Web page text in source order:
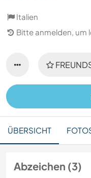
Italien
Bitte anmelden, um
ÜBERSICHT
Abzeichen (3)